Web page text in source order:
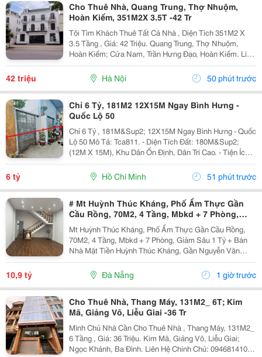
Cho Thuê Nhà, Quang Trung, Thợ Nhuộm,
Hoàn Kiếm, 351M2X 3.5T -42 Tr
Tôi Tìm Khách Thuê Tất Cả Nhà , Diện Tích 351M2 X
3.5 Tầng , Giá: 42 Triệu. Quang Trung, Thợ Nhuộm,
Hoàn Kiếm; Cửa Nam, Trần Hưng Đạo, Hoàn Kiếm. Liên
Hệ Chủ Nhà: 0947910983 . Vị Trí Gần Ngã Ba, Khu Đông
Dân Cư, Kinh Doanh Sầm Uất, Nhiều Trụ Sở Văn...
42 triệu Hà Nội 50 phút trước
Chỉ 6 Tỷ, 181M2 12X15M Ngay Bình Hưng -
Quốc Lộ 50
Chỉ 6 Tỷ , 181M&Sup2; 12X15M Ngay Bình Hưng - Quốc
Lộ 50 Mô Tả: Tca811. - Diện Tích Đất: 180M&Sup2;
(12M X 15M), Khu Dân Ổn Định, Dân Trí Cao. - Tiện Ích:
Nhà Sát Kdc Đồng Bộ, Cạnh Hxh Văn Tiến Dũng, Kdc
Gia Hoà, Gần Công Viên, Trường Mầm...
6 tỷ Hồ Chí Minh 51 phút trước
# Mt Huỳnh Thúc Kháng, Phố Ẩm Thực Gần
Cầu Rồng, 70M2, 4 Tầng, Mbkd + 7 Phòng,
Giảm Sâu 1 Tỷ
Mt Huỳnh Thúc Kháng, Phố Ẩm Thực Gần Cầu Rồng,
70M2, 4 Tầng, Mbkd + 7 Phòng, Giảm Sâu 1 Tỷ + Bán
Nhà Mặt Tiền Huỳnh Thúc Kháng, Gần Nguyễn Văn
Linh, Cầu Rồng, Phố Ẩm Thực Kinh Doanh Dịch Vụ Du
Lịch Nhộn Nhịp Ngày Đêm. + Dt 70M2, Ngang 4.2M, Nở
10,9 tỷ Đà Nẵng 1 giờ trước
Cho Thuê Nhà, Thang Máy, 131M2_ 6T; Kim
Mã, Giảng Võ, Liễu Giai -36 Tr
Mình Chủ Nhà Cần Cho Thuê Nhà , Thang Máy, 131M2_
6 Tầng , Giá: 36 Triệu. Kim Mã, Giảng Võ, Liễu Giai;
Ngọc Khánh, Ba Đình. Liên Hệ Chính Chủ: 0946814103